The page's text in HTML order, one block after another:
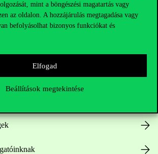
mint a böngészési magatartás vagy
az oldalon. A hozzájárulás megtagadása vagy
befolyásolhat bizonyos funkciókat és
Elfogad
Beállítások megtekintése
482 5000